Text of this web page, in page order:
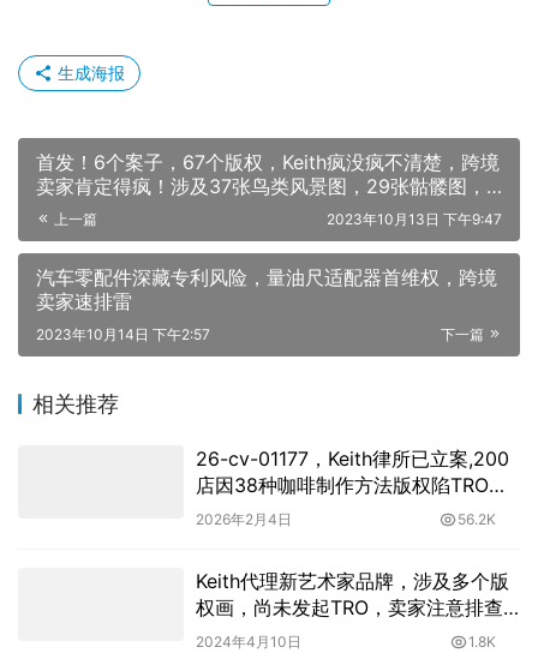
生成海报
首发！6个案子，67个版权，Keith疯没疯不清楚，跨境
卖家肯定得疯！涉及37张鸟类风景图，29张骷髅图，1
张钓鱼图
上一篇 2023年10月13日 下午9:47
汽车零配件深藏专利风险，量油尺适配器首维权，跨境
卖家速排雷
下一篇
2023年10月14日 下午2:57
相关推荐
26-cv-01177，Keith律所已立案,200
店因38种咖啡制作方法版权陷TRO冻
结危机！
2026年2月4日 56.2K
Keith代理新艺术家品牌，涉及多个版
权画，尚未发起TRO，卖家注意排查
下架！
2024年4月10日 1.8K